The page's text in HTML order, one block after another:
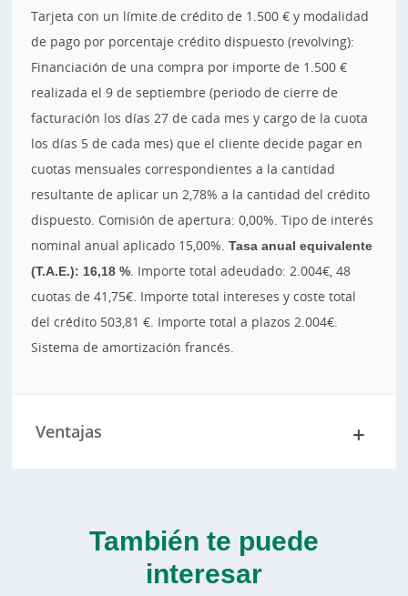
Tarjeta con un límite de crédito de 1.500 € y modalidad
de pago por porcentaje crédito dispuesto (revolving):
Financiación de una compra por importe de 1.500 €
realizada el 9 de septiembre (periodo de cierre de
facturación los días 27 de cada mes y cargo de la cuota
los días 5 de cada mes) que el cliente decide pagar en
cuotas mensuales correspondientes a la cantidad
resultante de aplicar un 2,78% a la cantidad del crédito
dispuesto. Comisión de apertura: 0,00%. Tipo de interés
nominal anual aplicado 15,00%.Tasa anual equivalente
(T.A.E.): 16,18 %. Importe total adeudado: 2.004€, 48
cuotas de 41,75€. Importe total intereses y coste total
del crédito 503,81 €. Importe total a plazos 2.004€.
Sistema de amortización francés.
Ventajas
También te puede
interesar